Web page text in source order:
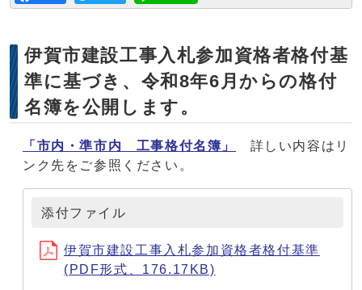
伊賀市建設工事入札参加資格者格付基
準に基づき、令和8年6月からの格付
名簿を公開します。
「市内・準市内 工事格付名簿」
詳しい内容はリ
ンク先をご参照ください。
添付ファイル
伊賀市建設工事入札参加資格者格付基準
(PDF形式、176.17KB)